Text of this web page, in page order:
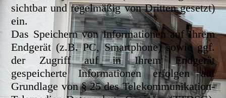
sichtbar und regelmäßig von Dritten gesetzt)
ein.
Das Speichern von Informationen auf Ihrem
Endgerät (z.B. PC, Smartphone) sowie ggf.
der Zugriff auf in Ihrem Endgerät
gespeicherte Informationen erfolgen auf
Grundlage von § 25 des Telekommunikation-